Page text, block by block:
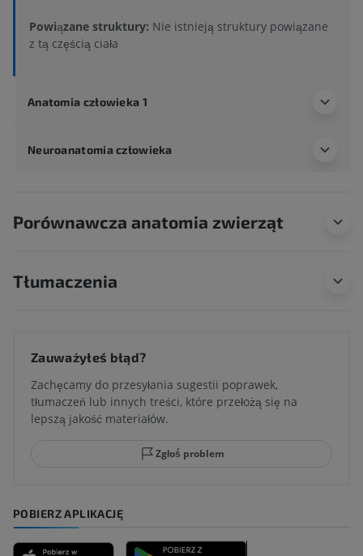
Powiązane struktury: Nie istnieją struktury powiązane
z tą częścią ciała
Anatomia człowieka 1
Neuroanatomia człowieka
Porównawcza anatomia zwierząt
Tłumaczenia
Zauważyłeś błąd?
Zachęcamy do przesyłania sugestii poprawek,
tłumaczeń lub innych treści, które przełożą się na
lepszą jakość materiałów.
Zgłoś problem
POBIERZ APLIKACJĘ